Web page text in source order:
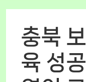
충북
육 성